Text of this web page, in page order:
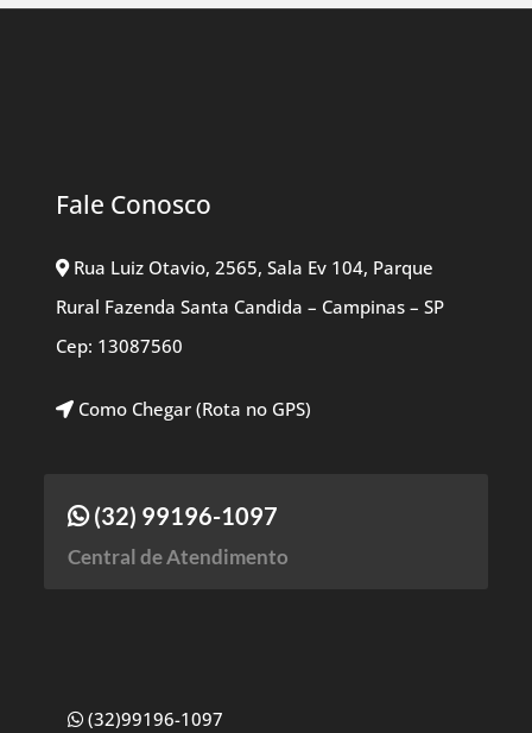
Fale Conosco
Rua Luiz Otavio, 2565, Sala Ev 104, Parque
Rural Fazenda Santa Candida – Campinas – SP
Cep: 13087560
Como Chegar (Rota no GPS)
(32) 99196-1097
Central de Atendimento
(32)99196-1097